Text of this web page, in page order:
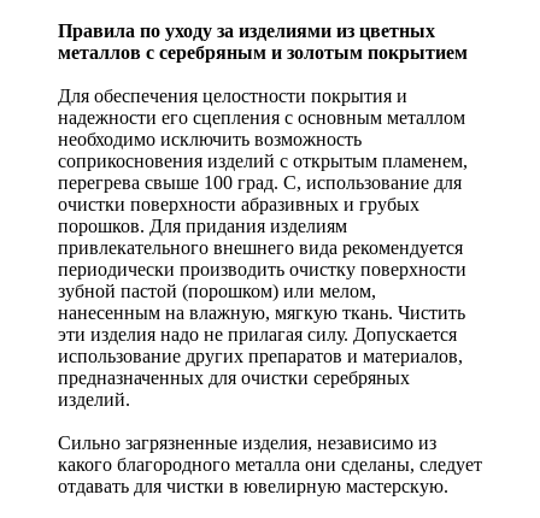
Правила по уходу за изделиями из цветных
металлов с серебряным и золотым покрытием
Для обеспечения целостности покрытия и
надежности его сцепления с основным металлом
необходимо исключить возможность
соприкосновения изделий с открытым пламенем,
перегрева свыше 100 град. С, использование для
очистки поверхности абразивных и грубых
порошков. Для придания изделиям
привлекательного внешнего вида рекомендуется
периодически производить очистку поверхности
зубной пастой (порошком) или мелом,
нанесенным на влажную, мягкую ткань. Чистить
эти изделия надо не прилагая силу. Допускается
использование других препаратов и материалов,
предназначенных для очистки серебряных
изделий.
Сильно загрязненные изделия, независимо из
какого благородного металла они сделаны, следует
отдавать для чистки в ювелирную мастерскую.